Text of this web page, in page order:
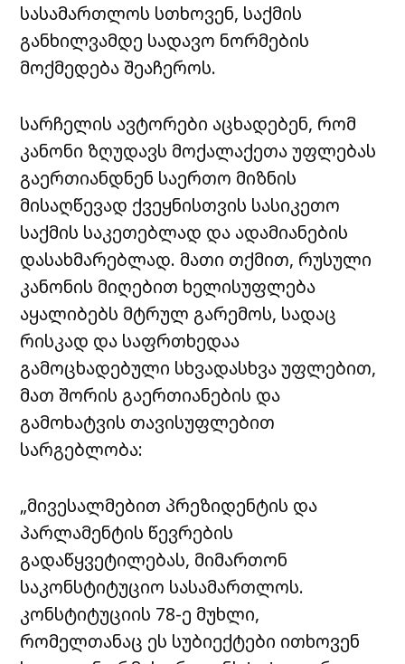
სასამართლოს სთხოვენ, საქმის
განხილვამდე სადავო ნორმების
მოქმედება შეაჩეროს.
სარჩელის ავტორები აცხადებენ, რომ
კანონი ზღუდავს მოქალაქეთა უფლებას
გაერთიანდნენ საერთო მიზნის
მისაღწევად ქვეყნისთვის სასიკეთო
საქმის საკეთებლად და ადამიანების
დასახმარებლად. მათი თქმით, რუსული
კანონის მიღებით ხელისუფლება
აყალიბებს მტრულ გარემოს, სადაც
რისკად და საფრთხედაა
გამოცხადებული სხვადასხვა უფლებით,
მათ შორის გაერთიანების და
გამოხატვის თავისუფლებით
სარგებლობა:
„მივესალმებით პრეზიდენტის და
პარლამენტის წევრების
გადაწყვეტილებას, მიმართონ
საკონსტიტუციო სასამართლოს.
კონსტიტუციის 78-ე მუხლი,
რომელთანაც ეს სუბიექტები ითხოვენ